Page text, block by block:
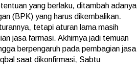
yang berlaku, ditambah adanya
(BPK) yang harus dikembalikan.
tetapi aturan lama masih
jasa farmasi. Akhirnya jadi temuan
berpengaruh pada pembagian jasa
saat dikonfirmasi, Sabtu